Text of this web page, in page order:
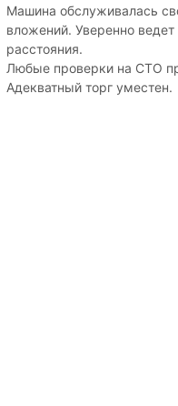
Машина обслуживалась
вложений. Уверенно
расстояния.
Любые проверки на СТО
Адекватный торг уместен.